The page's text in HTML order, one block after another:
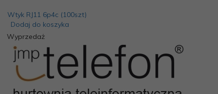
Wtyk RJ11 6p4c (100szt)
Dodaj do koszyka
Wyprzedaż